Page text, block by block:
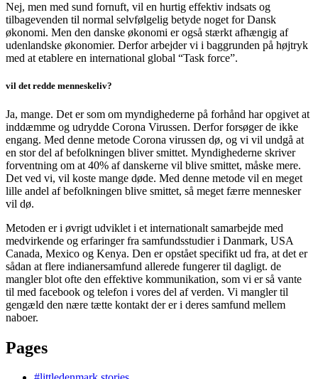
Nej, men med sund fornuft, vil en hurtig effektiv indsats og
tilbagevenden til normal selvfølgelig betyde noget for Dansk
økonomi. Men den danske økonomi er også stærkt afhængig af
udenlandske økonomier. Derfor arbejder vi i baggrunden på højtryk
med at etablere en international global “Task force”.
vil det redde menneskeliv?
Ja, mange. Det er som om myndighederne på forhånd har opgivet at
inddæmme og udrydde Corona Virussen. Derfor forsøger de ikke
engang. Med denne metode Corona virussen dø, og vi vil undgå at
en stor del af befolkningen bliver smittet. Myndighederne skriver
forventning om at 40% af danskerne vil blive smittet, måske mere.
Det ved vi, vil koste mange døde. Med denne metode vil en meget
lille andel af befolkningen blive smittet, så meget færre mennesker
vil dø.
Metoden er i øvrigt udviklet i et internationalt samarbejde med
medvirkende og erfaringer fra samfundsstudier i Danmark, USA
Canada, Mexico og Kenya. Den er opstået specifikt ud fra, at det er
sådan at flere indianersamfund allerede fungerer til dagligt. de
mangler blot ofte den effektive kommunikation, som vi er så vante
til med facebook og telefon i vores del af verden. Vi mangler til
gengæld den nære tætte kontakt der er i deres samfund mellem
naboer.
Pages